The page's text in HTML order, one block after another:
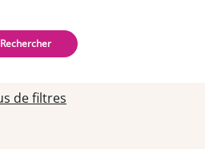
Rechercher
de filtres